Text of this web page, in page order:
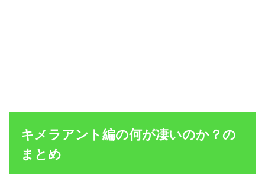
キメラアント編の何が凄いのか？の
まとめ